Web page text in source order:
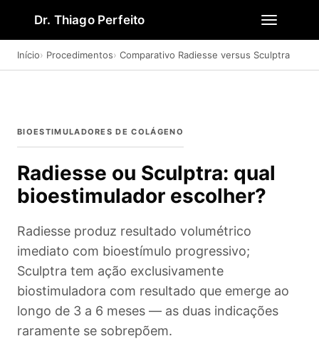
Dr. Thiago Perfeito
Início Procedimentos Comparativo Radiesse versus Sculptra
BIOESTIMULADORES DE COLÁGENO
Radiesse ou Sculptra: qual
bioestimulador escolher?
Radiesse produz resultado volumétrico
imediato com bioestímulo progressivo;
Sculptra tem ação exclusivamente
biostimuladora com resultado que emerge ao
longo de 3 a 6 meses — as duas indicações
raramente se sobrepõem.